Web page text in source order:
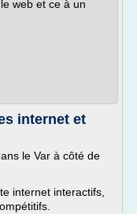
web et ce à un
internet et
le Var à côté de
internet interactifs,